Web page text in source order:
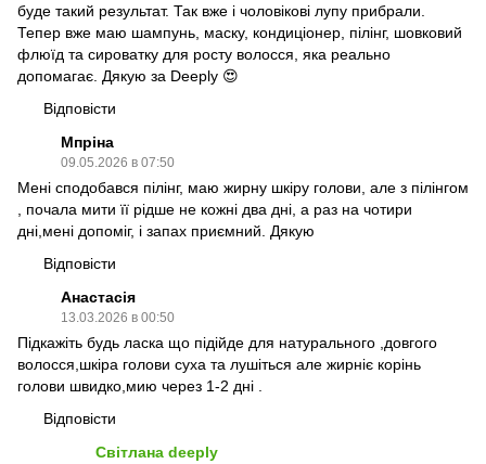
буде такий результат. Так вже і чоловікові лупу прибрали.
Тепер вже маю шампунь, маску, кондиціонер, пілінг, шовковий
флюїд та сироватку для росту волосся, яка реально
допомагає. Дякую за Deeply 😍
Відповісти
Мпріна
09.05.2026 в 07:50
Мені сподобався пілінг, маю жирну шкіру голови, але з пілінгом
, почала мити її рідше не кожні два дні, а раз на чотири
дні,мені допоміг, і запах приємний. Дякую
Відповісти
Анастасія
13.03.2026 в 00:50
Підкажіть будь ласка що підійде для натурального ,довгого
волосся,шкіра голови суха та лушіться але жирніє корінь
голови швидко,мию через 1-2 дні .
Відповісти
Світлана deeply